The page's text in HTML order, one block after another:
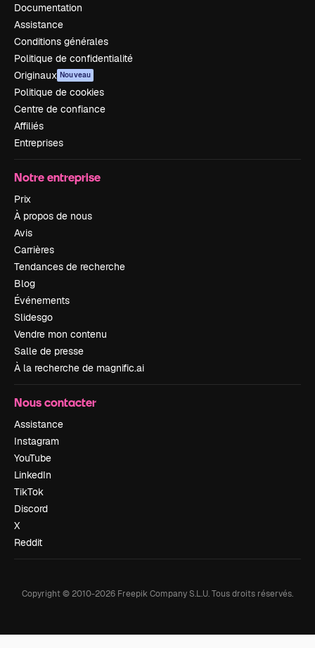
Documentation
Assistance
Conditions générales
Politique de confidentialité
Originaux Nouveau
Politique de cookies
Centre de confiance
Affiliés
Entreprises
Notre entreprise
Prix
À propos de nous
Avis
Carrières
Tendances de recherche
Blog
Événements
Slidesgo
Vendre mon contenu
Salle de presse
À la recherche de magnific.ai
Nous contacter
Assistance
Instagram
YouTube
LinkedIn
TikTok
Discord
X
Reddit
Copyright © 2010-2026 Freepik Company S.L.U.Tous droits réservés.